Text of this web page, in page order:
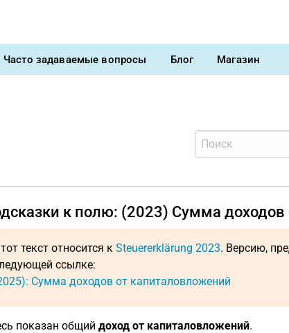
Часто задаваемые вопросы Блог Магазин
к полю: (2023) Сумма
текст относится к Steuererklärung 2023. Версию,
ссылке:
Сумма доходов от капиталовложений
показан общий доход от капиталовложений.